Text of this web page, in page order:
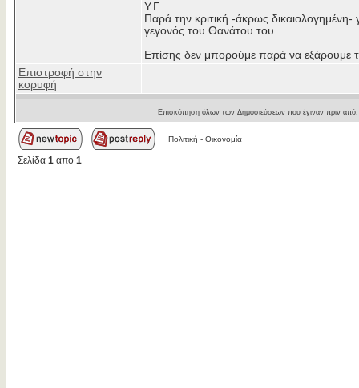
Υ.Γ.
Παρά την κριτική -άκρως
γεγονός του Θανάτου του.
Επίσης δεν μπορούμε παρά να εξάρουμε
Επιστροφή στην
κορυφή
Επισκόπηση όλων των Δημοσιεύσεων που έγιναν πριν
Πολιτική - Oικονομία
Σελίδα 1 από 1